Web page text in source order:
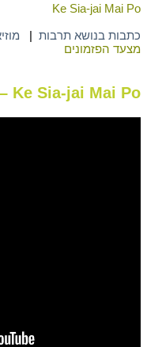
Ke Sia-jai Mai Po
כתבות בנושא תרבות |
מצעד הפזמונים
Ke Sia-jai Mai Po